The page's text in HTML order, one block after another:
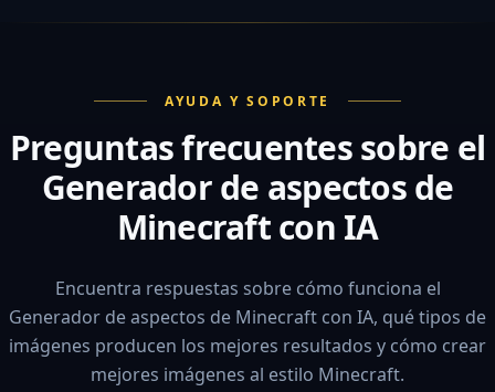
AYUDA Y SOPORTE
Preguntas frecuentes sobre el
Generador de aspectos de
Minecraft con IA
Encuentra respuestas sobre cómo funciona el
Generador de aspectos de Minecraft con IA, qué tipos de
imágenes producen los mejores resultados y cómo crear
mejores imágenes al estilo Minecraft.